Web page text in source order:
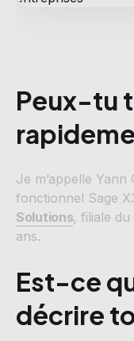
Peux-tu
Je m’appelle
fonctionnel Sage
Solutions, filiale
ans.
Est-ce
décrire